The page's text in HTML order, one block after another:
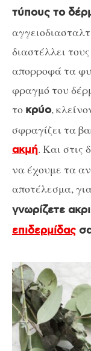
τύπους το
διαστέλλει
απορροφά τα
φραγμό του
το κρύο,
σφραγίζει τα
ακμή. Και στις
να έχουμε τα
αποτέλεσμα,
γνωρίζετε
επιδερμίδας